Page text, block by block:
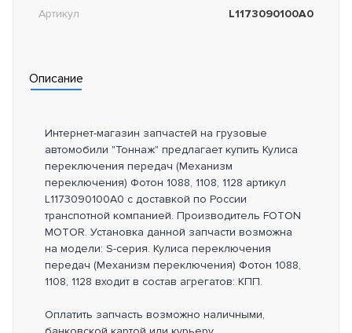
Артикул
L1173090100A0
Описание
Интернет-магазин запчастей на грузовые
автомобили "Тоннаж" предлагает купить Кулиса
переключения передач (Механизм
переключения) Фотон 1088, 1108, 1128 артикул
L1173090100A0 с доставкой по России
транспотной компанией. Производитель FOTON
MOTOR. Установка данной запчасти возможна
на модели: S-серия. Кулиса переключения
передач (Механизм переключения) Фотон 1088,
1108, 1128 входит в состав агрегатов: КПП.
Оплатить запчасть возможно наличными,